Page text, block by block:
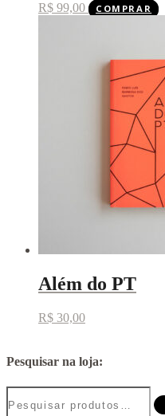
R$ 99,00 COMPRAR
Além do PT
R$ 30,00
Pesquisar na loja:
Pesquisar
por: